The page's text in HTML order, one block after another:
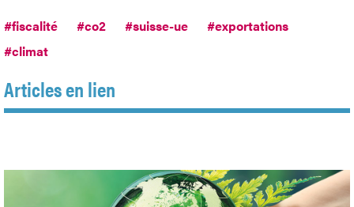
#fiscalité #co2 #suisse-ue
#exportations
#climat
Articles en lien